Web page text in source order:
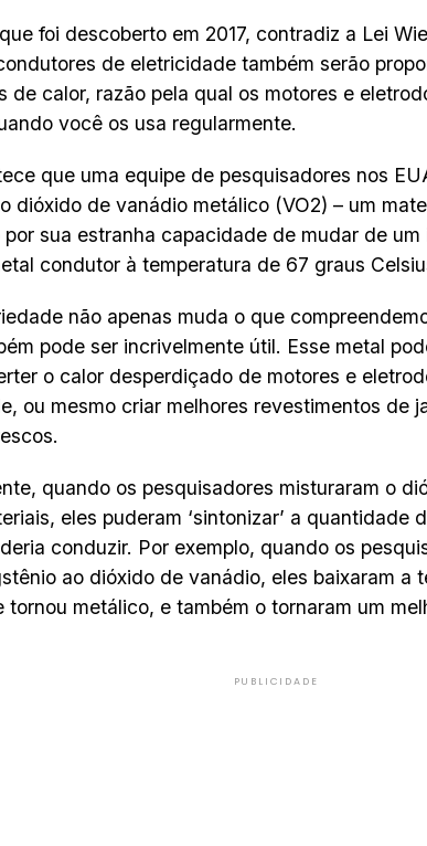
foi descoberto em 2017, contradiz a Lei
de eletricidade também serão
de calor, razão pela qual os motores e
você os usa regularmente.
que uma equipe de pesquisadores nos
dióxido de vanádio metálico (VO2) – um
sua estranha capacidade de mudar de
condutor à temperatura de 67 graus
não apenas muda o que
pode ser incrivelmente útil. Esse metal
o calor desperdiçado de motores e
ou mesmo criar melhores revestimentos de
quando os pesquisadores misturaram o
eles puderam ‘sintonizar’ a quantidade
conduzir. Por exemplo, quando os
ao dióxido de vanádio, eles baixaram a
tornou metálico, e também o tornaram um
PUBLICIDADE